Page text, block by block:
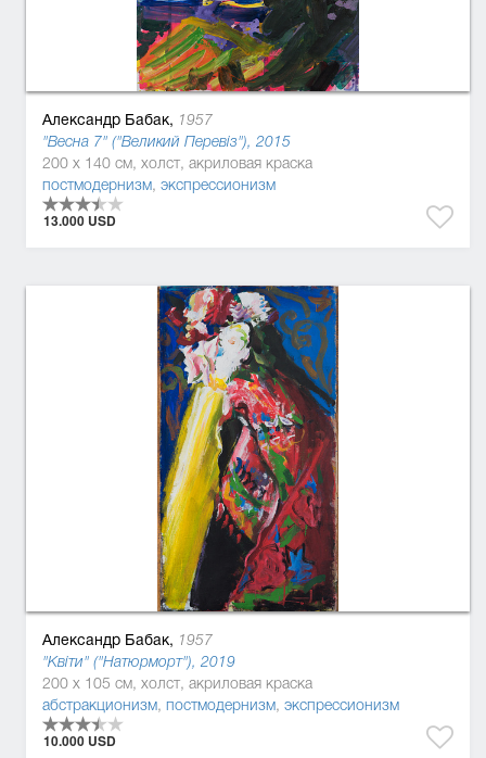
Александр Бабак, 1957
"Весна 7" ("Великий Перевіз"), 2015
200 x 140 см, холст, акриловая краска
постмодернизм, экспрессионизм
13.000 USD
Александр Бабак, 1957
"Квіти" ("Натюрморт"), 2019
200 x 105 см, холст, акриловая краска
абстракционизм, постмодернизм, экспрессионизм
10.000 USD